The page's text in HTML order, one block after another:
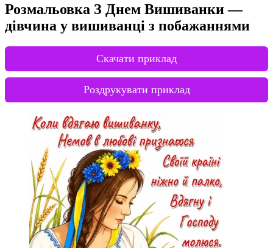
Розмальовка З Днем Вишиванки —
дівчина у вишиванці з побажаннями
Скачати приклад
Роздрукувати приклад